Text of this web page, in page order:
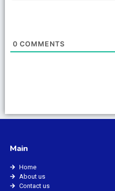
0 COMMENTS
Main
Home
About us
Contact us